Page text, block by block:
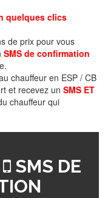
quelques clics
de prix pour vous
SMS de confirmation
chauffeur en ESP / CB
et recevez un SMS ET
chauffeur qui
SMS DE